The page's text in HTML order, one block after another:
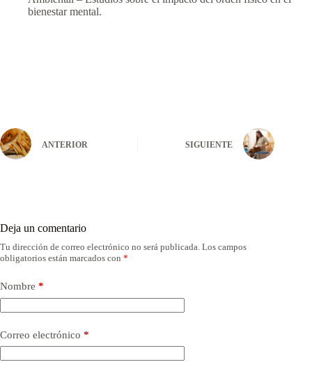
bienestar mental.
ANTERIOR SIGUIENTE
Deja un comentario
Tu dirección de correo electrónico no será publicada. Los campos
obligatorios están marcados con *
Nombre *
Correo electrónico *